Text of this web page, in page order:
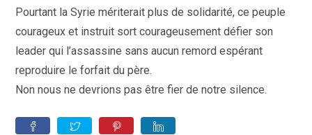
Pourtant la Syrie mériterait plus de solidarité, ce peuple
courageux et instruit sort courageusement défier son
leader qui l’assassine sans aucun remord espérant
reproduire le forfait du père.
Non nous ne devrions pas être fier de notre silence.